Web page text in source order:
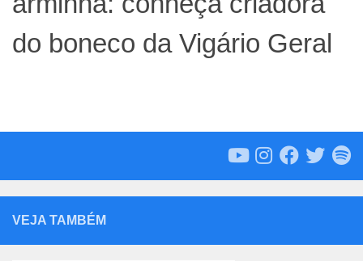
do boneco da Vigário Geral
VEJA TAMBÉM